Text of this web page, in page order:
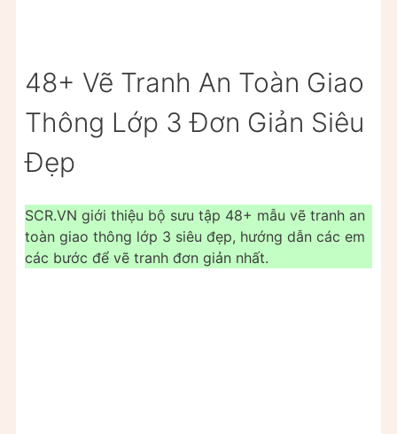
48+ Vẽ Tranh An Toàn Giao
Thông Lớp 3 Đơn Giản Siêu
Đẹp
SCR.VN giới thiệu bộ sưu tập 48+ mẫu vẽ tranh an
toàn giao thông lớp 3 siêu đẹp, hướng dẫn các em
các bước để vẽ tranh đơn giản nhất.